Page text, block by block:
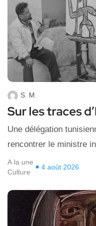
S. M.
Sur les traces
Une délégation
rencontrer le ministre
A la une
Culture
4 août 2026